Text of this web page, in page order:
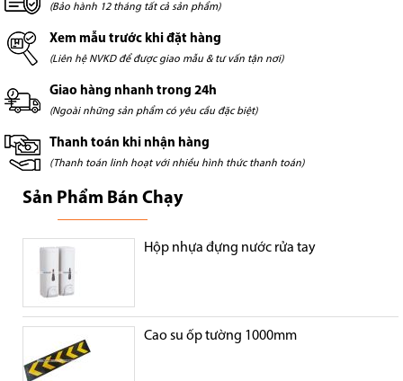
(Bảo hành 12 tháng tất cả sản phẩm)
Xem mẫu trước khi đặt hàng
(Liên hệ NVKD để được giao mẫu & tư vấn tận nơi)
Giao hàng nhanh trong 24h
(Ngoài những sản phẩm có yêu cầu đặc biệt)
Thanh toán khi nhận hàng
(Thanh toán linh hoạt với nhiều hình thức thanh toán)
Sản Phẩm Bán Chạy
Hộp nhựa đựng nước rửa tay
Cao su ốp tường 1000mm